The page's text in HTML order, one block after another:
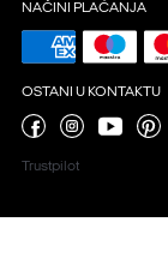
NAČINI PLAĆANJA
OSTANI U KONTAKTU
Trustpilot